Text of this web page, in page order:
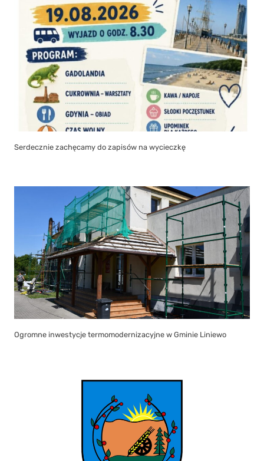
Serdecznie zachęcamy do zapisów na wycieczkę
Ogromne inwestycje termomodernizacyjne w Gminie Liniewo